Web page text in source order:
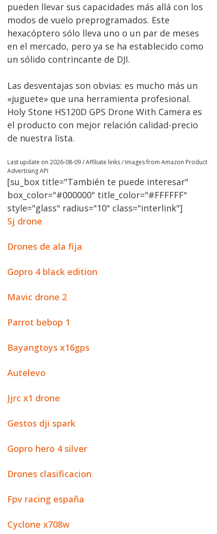
pueden llevar sus capacidades más allá con los
modos de vuelo preprogramados. Este
hexacóptero sólo lleva uno o un par de meses
en el mercado, pero ya se ha establecido como
un sólido contrincante de DJI.
Las desventajas son obvias: es mucho más un
«juguete» que una herramienta profesional.
Holy Stone HS120D GPS Drone With Camera es
el producto con mejor relación calidad-precio
de nuestra lista.
Last update on 2026-08-09 / Affiliate links / Images from Amazon Product
Advertising API
[su_box title="También te puede interesar"
box_color="#000000" title_color="#FFFFFF"
style="glass" radius="10" class="interlink"]
Sj drone
Drones de ala fija
Gopro 4 black edition
Mavic drone 2
Parrot bebop 1
Bayangtoys x16gps
Autelevo
Jjrc x1 drone
Gestos dji spark
Gopro hero 4 silver
Drones clasificacion
Fpv racing españa
Cyclone x708w